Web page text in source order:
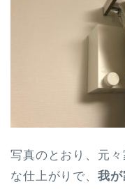
写真のとおり、元
な仕上がりで、 我